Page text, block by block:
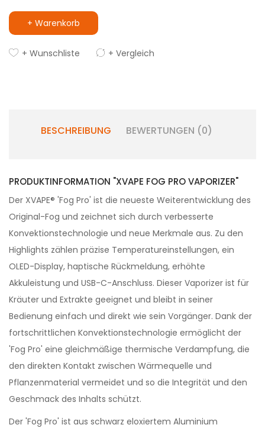
+ Warenkorb
+ Wunschliste + Vergleich
BESCHREIBUNG BEWERTUNGEN (0)
PRODUKTINFORMATION "XVAPE FOG PRO VAPORIZER"
Der XVAPE® 'Fog Pro' ist die neueste Weiterentwicklung des
Original-Fog und zeichnet sich durch verbesserte
Konvektionstechnologie und neue Merkmale aus. Zu den
Highlights zählen präzise Temperatureinstellungen, ein
OLED-Display, haptische Rückmeldung, erhöhte
Akkuleistung und USB-C-Anschluss. Dieser Vaporizer ist für
Kräuter und Extrakte geeignet und bleibt in seiner
Bedienung einfach und direkt wie sein Vorgänger. Dank der
fortschrittlichen Konvektionstechnologie ermöglicht der
'Fog Pro' eine gleichmäßige thermische Verdampfung, die
den direkten Kontakt zwischen Wärmequelle und
Pflanzenmaterial vermeidet und so die Integrität und den
Geschmack des Inhalts schützt.
Der 'Fog Pro' ist aus schwarz eloxiertem Aluminium